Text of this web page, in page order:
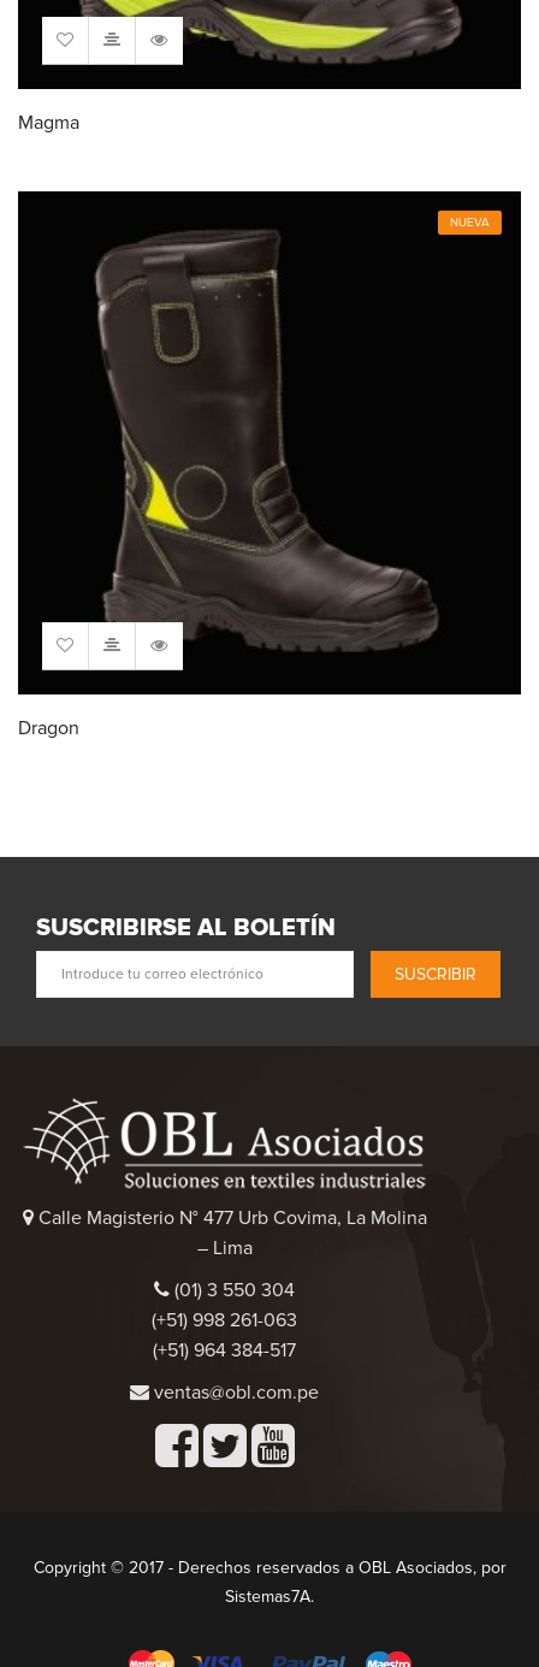
Magma
NUEVA
Dragon
SUSCRIBIRSE AL BOLETÍN
SUSCRIBIR
Calle Magisterio N° 477 Urb Covima, La Molina
– Lima
(01) 3 550 304
(+51) 998 261-063
(+51) 964 384-517
ventas@obl.com.pe
Copyright © 2017 - Derechos reservados a OBL Asociados, por
Sistemas7A.